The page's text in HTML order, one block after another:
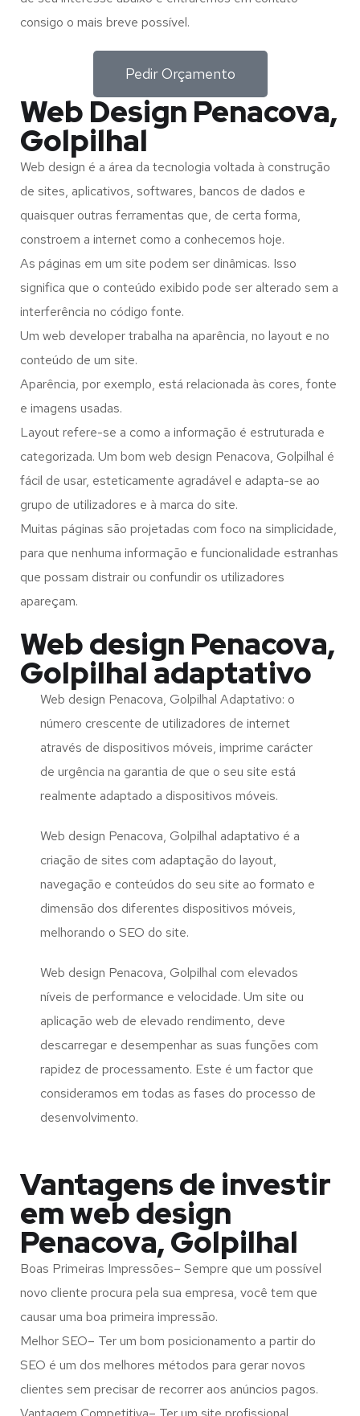
consigo o mais breve possível.
Pedir Orçamento
Web Design Penacova,
Golpilhal
Web design é a área da tecnologia voltada à construção
de sites, aplicativos, softwares, bancos de dados e
quaisquer outras ferramentas que, de certa forma,
constroem a internet como a conhecemos hoje.
As páginas em um site podem ser dinâmicas. Isso
significa que o conteúdo exibido pode ser alterado sem a
interferência no código fonte.
Um web developer trabalha na aparência, no layout e no
conteúdo de um site.
Aparência, por exemplo, está relacionada às cores, fonte
e imagens usadas.
Layout refere-se a como a informação é estruturada e
categorizada. Um bom web design Penacova, Golpilhal é
fácil de usar, esteticamente agradável e adapta-se ao
grupo de utilizadores e à marca do site.
Muitas páginas são projetadas com foco na simplicidade,
para que nenhuma informação e funcionalidade estranhas
que possam distrair ou confundir os utilizadores
apareçam.
Web design Penacova,
Golpilhal adaptativo
Web design Penacova, Golpilhal Adaptativo: o
número crescente de utilizadores de internet
através de dispositivos móveis, imprime carácter
de urgência na garantia de que o seu site está
realmente adaptado a dispositivos móveis.
Web design Penacova, Golpilhal adaptativo é a
criação de sites com adaptação do layout,
navegação e conteúdos do seu site ao formato e
dimensão dos diferentes dispositivos móveis,
melhorando o SEO do site.
Web design Penacova, Golpilhal com elevados
níveis de performance e velocidade. Um site ou
aplicação web de elevado rendimento, deve
descarregar e desempenhar as suas funções com
rapidez de processamento. Este é um factor que
consideramos em todas as fases do processo de
desenvolvimento.
Vantagens de investir
em web design
Penacova, Golpilhal
Boas Primeiras Impressões– Sempre que um possível
novo cliente procura pela sua empresa, você tem que
causar uma boa primeira impressão.
Melhor SEO– Ter um bom posicionamento a partir do
SEO é um dos melhores métodos para gerar novos
clientes sem precisar de recorrer aos anúncios pagos.